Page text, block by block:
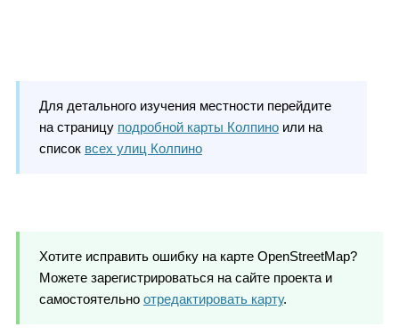
Для детального изучения местности перейдите
на страницу подробной карты Колпиноили на
список всех улиц Колпино
Хотите исправить ошибку на карте OpenStreetMap?
Можете зарегистрироваться на сайте проекта и
самостоятельно отредактировать карту.